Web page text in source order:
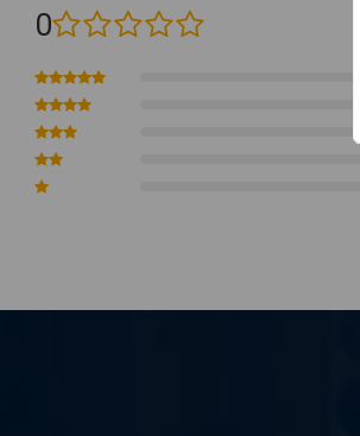
Verkrijgbaar in Carhartt polybag
Compatibiliteit:
0